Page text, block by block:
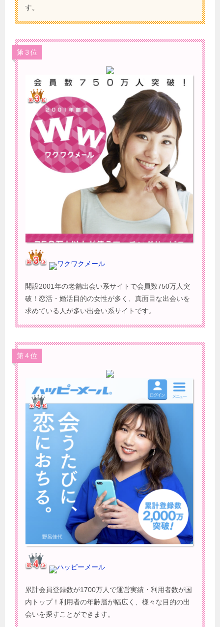
す。
第３位
ワクワクメール
開設2001年の老舗出会い系サイトで会員数750万人突
破！恋活・婚活目的の女性が多く、真面目な出会いを
求めている人が多い出会い系サイトです。
第４位
ハッピーメール
累計会員登録数が1700万人で運営実績・利用者数が国
内トップ！利用者の年齢層が幅広く、様々な目的の出
会いを探すことができます。